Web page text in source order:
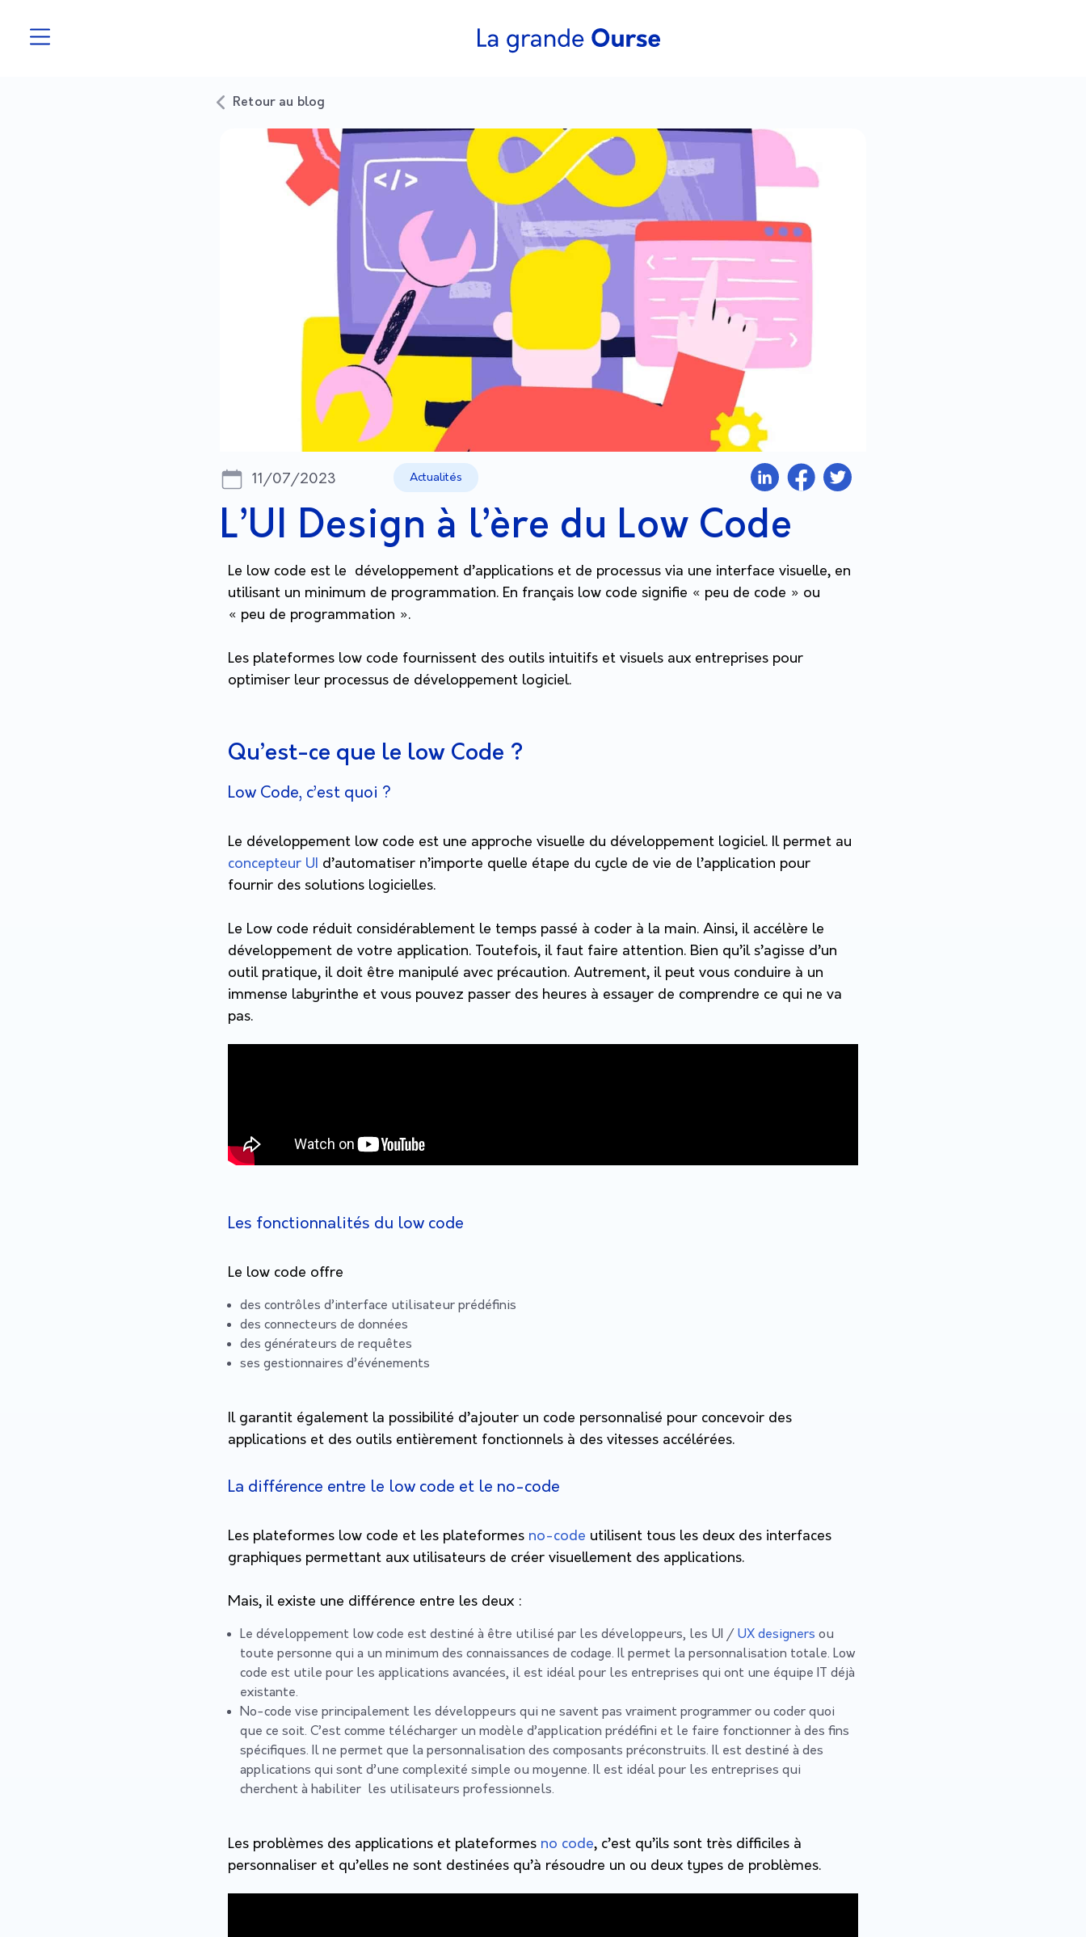
Retour au blog
11/07/2023 Actualités
L’UI Design à l’ère du Low Code
Le low code est le développement d’applications et de processus via une interface visuelle, en
utilisant un minimum de programmation. En français low code signifie « peu de code » ou
« peu de programmation ».
Les plateformes low code fournissent des outils intuitifs et visuels aux entreprises pour
optimiser leur processus de développement logiciel.
Qu’est-ce que le low Code ?
Low Code, c’est quoi ?
Le développement low code est une approche visuelle du développement logiciel. Il permet au
concepteur UI d’automatiser n’importe quelle étape du cycle de vie de l’application pour
fournir des solutions logicielles.
Le Low code réduit considérablement le temps passé à coder à la main. Ainsi, il accélère le
développement de votre application. Toutefois, il faut faire attention. Bien qu’il s’agisse d’un
outil pratique, il doit être manipulé avec précaution. Autrement, il peut vous conduire à un
immense labyrinthe et vous pouvez passer des heures à essayer de comprendre ce qui ne va
pas.
Les fonctionnalités du low code
Le low code offre
des contrôles d’interface utilisateur prédéfinis
des connecteurs de données
des générateurs de requêtes
ses gestionnaires d’événements
Il garantit également la possibilité d’ajouter un code personnalisé pour concevoir des
applications et des outils entièrement fonctionnels à des vitesses accélérées.
La différence entre le low code et le no-code
Les plateformes low code et les plateformes no-code utilisent tous les deux des interfaces
graphiques permettant aux utilisateurs de créer visuellement des applications.
Mais, il existe une différence entre les deux :
Le développement low code est destiné à être utilisé par les développeurs, les UI / UX designers ou
toute personne qui a un minimum des connaissances de codage. Il permet la personnalisation totale. Low
code est utile pour les applications avancées, il est idéal pour les entreprises qui ont une équipe IT déjà
existante.
No-code vise principalement les développeurs qui ne savent pas vraiment programmer ou coder quoi
que ce soit. C’est comme télécharger un modèle d’application prédéfini et le faire fonctionner à des fins
spécifiques. Il ne permet que la personnalisation des composants préconstruits. Il est destiné à des
applications qui sont d’une complexité simple ou moyenne. Il est idéal pour les entreprises qui
cherchent à habiliter les utilisateurs professionnels.
Les problèmes des applications et plateformes no code, c’est qu’ils sont très difficiles à
personnaliser et qu’elles ne sont destinées qu’à résoudre un ou deux types de problèmes.